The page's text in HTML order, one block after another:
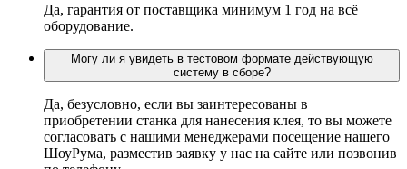
Да, гарантия от поставщика минимум 1 год на всё
оборудование.
Могу ли я увидеть в тестовом формате действующую
систему в сборе?
Да, безусловно, если вы заинтересованы в
приобретении станка для нанесения клея, то вы можете
согласовать с нашими менеджерами посещение нашего
ШоуРума, разместив заявку у нас на сайте или позвонив